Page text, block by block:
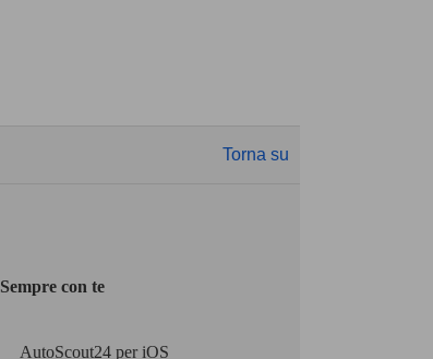
Torna su
Sempre con te
AutoScout24 per iOS